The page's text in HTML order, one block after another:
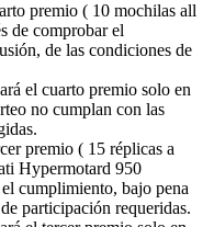
premio ( 10 mochilas all
de comprobar el
de las condiciones de
el cuarto premio solo en
no cumplan con las
premio ( 15 réplicas a
Hypermotard 950
cumplimiento, bajo pena
participación requeridas.